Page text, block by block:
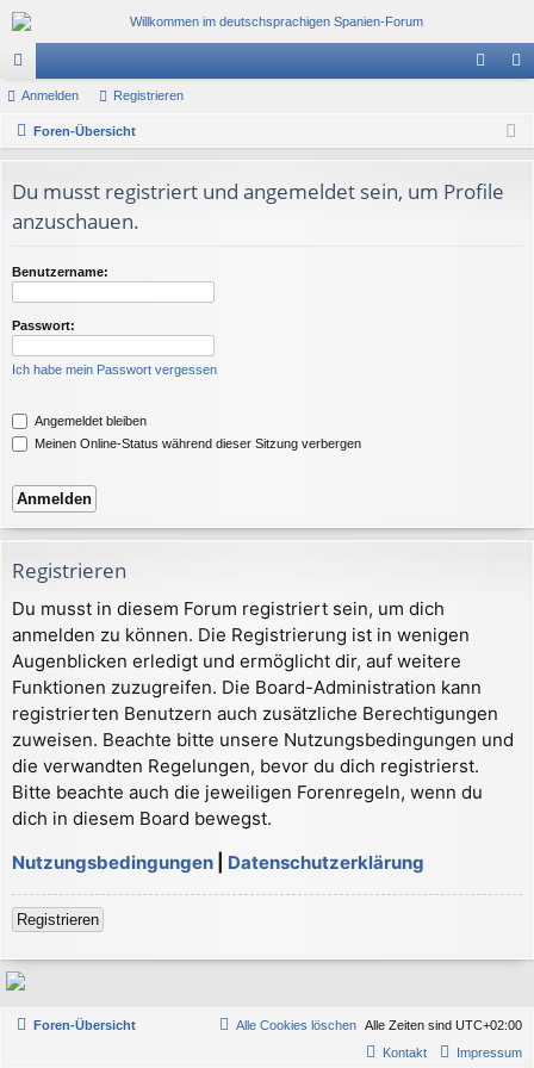
or
en
de
ist
Anmelden Registrieren
Foren-Übersicht
Du musst registriert und angemeldet sein, um Profile
anzuschauen.
Benutzername:
Passwort:
Ich habe mein Passwort vergessen
Angemeldet bleiben
Meinen Online-Status während dieser Sitzung verbergen
Registrieren
Du musst in diesem Forum registriert sein, um dich
anmelden zu können. Die Registrierung ist in wenigen
Augenblicken erledigt und ermöglicht dir, auf weitere
Funktionen zuzugreifen. Die Board-Administration kann
registrierten Benutzern auch zusätzliche Berechtigungen
zuweisen. Beachte bitte unsere Nutzungsbedingungen und
die verwandten Regelungen, bevor du dich registrierst.
Bitte beachte auch die jeweiligen Forenregeln, wenn du
dich in diesem Board bewegst.
Nutzungsbedingungen
Datenschutzerklärung
Registrieren
Foren-Übersicht Alle Zeiten sind UTC+02:00
Alle Cookies löschen
Impressum
Kontakt